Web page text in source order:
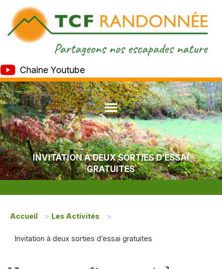
Chaine Youtube
INVITATION À DEUX SORTIES D’ESSAI
GRATUITES
Accueil > Les Activités >
Invitation à deux sorties d’essai gratuites